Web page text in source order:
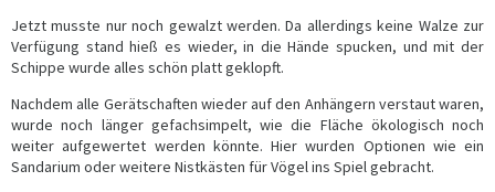
Jetzt musste nur noch gewalzt werden. Da allerdings keine Walze zur
Verfügung stand hieß es wieder, in die Hände spucken, und mit der
Schippe wurde alles schön platt geklopft.
Nachdem alle Gerätschaften wieder auf den Anhängern verstaut waren,
wurde noch länger gefachsimpelt, wie die Fläche ökologisch noch
weiter aufgewertet werden könnte. Hier wurden Optionen wie ein
Sandarium oder weitere Nistkästen für Vögel ins Spiel gebracht.